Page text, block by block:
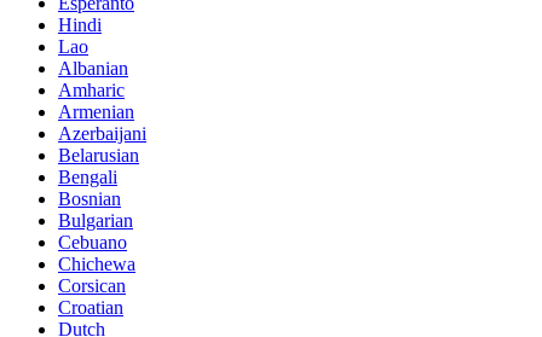
Hindi
Lao
Albanian
Amharic
Armenian
Azerbaijani
Belarusian
Bengali
Bosnian
Bulgarian
Cebuano
Chichewa
Corsican
Croatian
Dutch